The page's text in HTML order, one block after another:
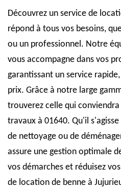
Découvrez un service de
répond à tous vos besoins,
ou un professionnel. Notre
vous accompagne dans vos
garantissant un service
prix. Grâce à notre large
trouverez celle qui
travaux à 01640. Qu'il
de nettoyage ou de
assure une gestion optimale
vos démarches et réduisez
de location de benne à